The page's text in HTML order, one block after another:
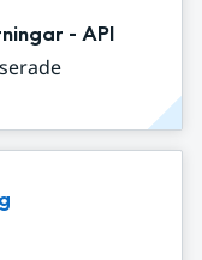
- API